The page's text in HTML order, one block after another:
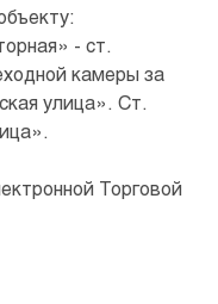
- ст.
камеры за
улица». Ст.
Торговой